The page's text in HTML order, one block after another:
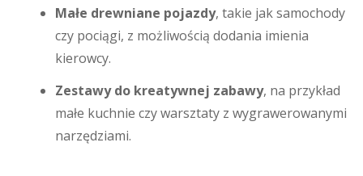
Małe drewniane pojazdy, takie jak samochody
czy pociągi, z możliwością dodania imienia
kierowcy.
Zestawy do kreatywnej zabawy, na przykład
małe kuchnie czy warsztaty z wygrawerowanymi
narzędziami.